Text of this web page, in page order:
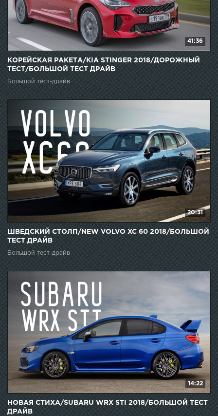
41:36
КОРЕЙСКАЯ РАКЕТА/KIA STINGER 2018/ДОРОЖНЫЙ
ТЕСТ/БОЛЬШОЙ ТЕСТ ДРАЙВ
Большой тест-драйв
20:31
ШВЕДСКИЙ СТОЛП/NEW VOLVO XC 60 2018/БОЛЬШОЙ
ТЕСТ ДРАЙВ
Большой тест-драйв
14:22
НОВАЯ СТИХА/SUBARU WRX STI 2018/БОЛЬШОЙ ТЕСТ
ДРАЙВ